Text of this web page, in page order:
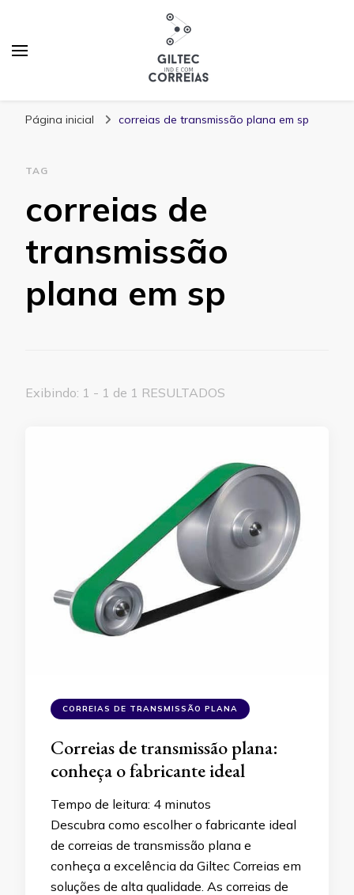
Página inicial correias de transmissão plana em sp
TAG
correias de
transmissão
plana em sp
Exibindo: 1 - 1 de 1 RESULTADOS
CORREIAS DE TRANSMISSÃO PLANA
Correias de transmissão plana:
conheça o fabricante ideal
Tempo de leitura: 4 minutos
Descubra como escolher o fabricante ideal
de correias de transmissão plana e
conheça a excelência da Giltec Correias em
soluções de alta qualidade. As correias de